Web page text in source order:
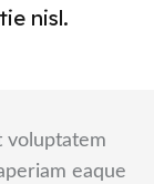
nisl.
voluptatem
eaque